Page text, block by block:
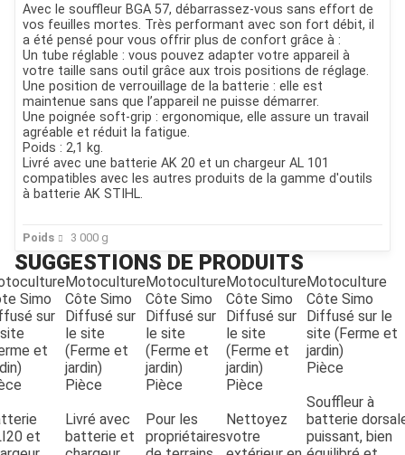
JOUET
ESPACES VERTS
QUAD SSV UTV
Poids 3 000 g
Avec le souffleur BGA 57, débarrassez-vous sans effort de
vos feuilles mortes. Très performant avec son fort débit, il
a été pensé pour vous offrir plus de confort grâce à :
Un tube réglable : vous pouvez adapter votre appareil à
votre taille sans outil grâce aux trois positions de réglage.
Une position de verrouillage de la batterie : elle est
maintenue sans que l’appareil ne puisse démarrer.
Une poignée soft-grip : ergonomique, elle assure un travail
agréable et réduit la fatigue.
Poids : 2,1 kg.
Livré avec une batterie AK 20 et un chargeur AL 101
compatibles avec les autres produits de la gamme d'outils
à batterie AK STIHL.
SUGGESTIONS DE PRODUITS
Simo
sur
et
et
Motoculture
Côte Simo
Diffusé sur
le site
(Ferme et
jardin)
Pièce
Livré avec
batterie et
Motoculture
Côte Simo
Diffusé sur
le site
(Ferme et
jardin)
Pièce
Pour les
propriétaires
Motoculture
Côte Simo
Diffusé sur
le site
(Ferme et
jardin)
Pièce
Nettoyez
votre
Motoculture
Côte Simo
Diffusé sur le
site (Ferme et
jardin)
Pièce
Souffleur à
batterie
puissant, bien